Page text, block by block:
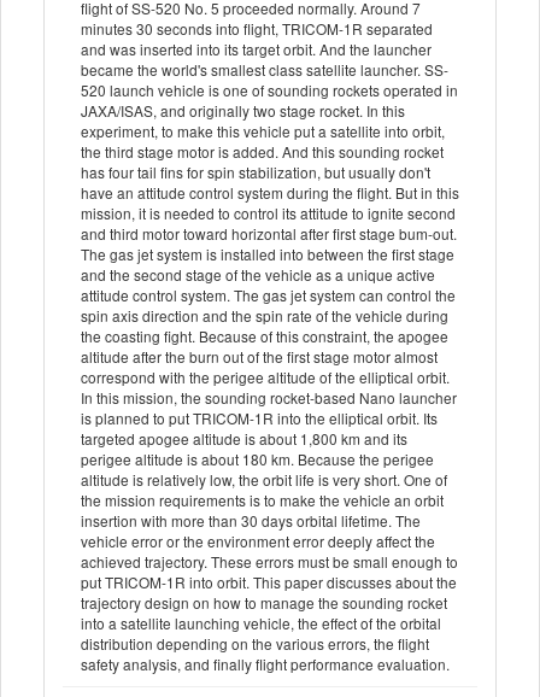
flight of SS-520 No. 5 proceeded normally. Around 7
minutes 30 seconds into flight, TRICOM-1R separated
and was inserted into its target orbit. And the launcher
became the world's smallest class satellite launcher. SS-
520 launch vehicle is one of sounding rockets operated in
JAXA/ISAS, and originally two stage rocket. In this
experiment, to make this vehicle put a satellite into orbit,
the third stage motor is added. And this sounding rocket
has four tail fins for spin stabilization, but usually don't
have an attitude control system during the flight. But in this
mission, it is needed to control its attitude to ignite second
and third motor toward horizontal after first stage bum-out.
The gas jet system is installed into between the first stage
and the second stage of the vehicle as a unique active
attitude control system. The gas jet system can control the
spin axis direction and the spin rate of the vehicle during
the coasting fight. Because of this constraint, the apogee
altitude after the burn out of the first stage motor almost
correspond with the perigee altitude of the elliptical orbit.
In this mission, the sounding rocket-based Nano launcher
is planned to put TRICOM-1R into the elliptical orbit. Its
targeted apogee altitude is about 1,800 km and its
perigee altitude is about 180 km. Because the perigee
altitude is relatively low, the orbit life is very short. One of
the mission requirements is to make the vehicle an orbit
insertion with more than 30 days orbital lifetime. The
vehicle error or the environment error deeply affect the
achieved trajectory. These errors must be small enough to
put TRICOM-1R into orbit. This paper discusses about the
trajectory design on how to manage the sounding rocket
into a satellite launching vehicle, the effect of the orbital
distribution depending on the various errors, the flight
safety analysis, and finally flight performance evaluation.